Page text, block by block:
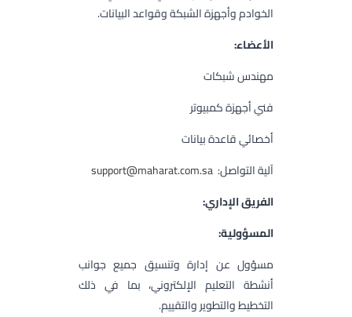
الخوادم وأجهزة الشبكة وقواعد البيانات.
الأعضاء:
مهندس شبكات
فني أجهزة كمبيوتر
أخصائي قاعدة بيانات
آلية التواصل: support@maharat.com.sa
الفريق الإداري:
المسؤولية:
مسؤول عن إدارة وتنسيق جميع جوانب
أنشطة التعليم الإلكتروني، بما في ذلك
التخطيط والتطوير والتقييم.